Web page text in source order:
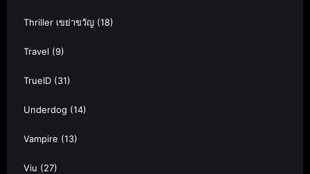
Thriller เขย่าขวัญ (18)
Travel (9)
TrueID (31)
Underdog (14)
Vampire (13)
Viu (27)